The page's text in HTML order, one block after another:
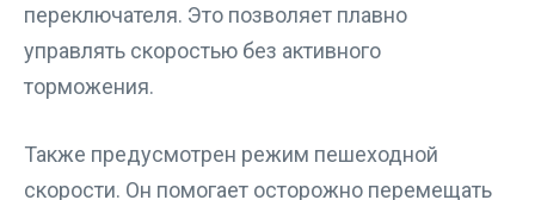
переключателя. Это позволяет плавно
управлять скоростью без активного
торможения.
Также предусмотрен режим пешеходной
скорости. Он помогает осторожно перемещать